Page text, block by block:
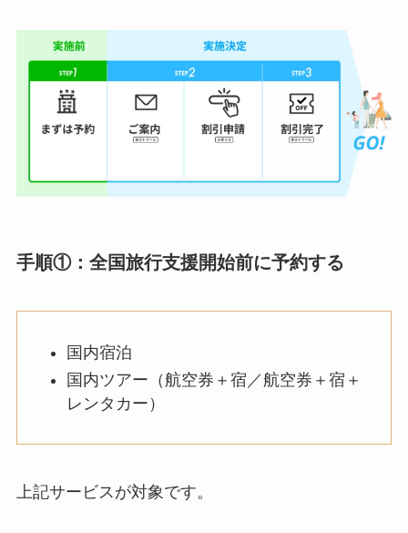
手順①：全国旅行支援開始前に予約する
国内宿泊
国内ツアー（航空券＋宿／航空券＋宿＋
レンタカー）
上記サービスが対象です。